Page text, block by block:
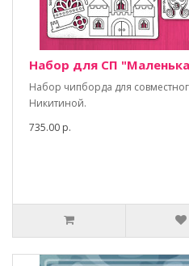
Набор для СП
Набор чипборда для
Никитиной.
735.00 р.